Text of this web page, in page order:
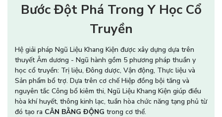
Bước Đột Phá Trong Y Học Cổ
Truyền
Hệ giải pháp Ngũ Liệu Khang Kiện được xây dựng dựa trên
thuyết Âm dương - Ngũ hành gồm 5 phương pháp thuần y
học cổ truyền: Trị liệu, Đông dược, Vận động, Thực liệu và
Sản phẩm bổ trợ. Dựa trên cơ chế Hiệp đồng bội tăng và
nguyên tắc Công bổ kiêm thi, Ngũ Liệu Khang Kiện giúp điều
hòa khí huyết, thông kinh lạc, tuần hòa chức năng tạng phủ từ
đó tạo ra CÂN BẰNG ĐỘNG trong cơ thể.